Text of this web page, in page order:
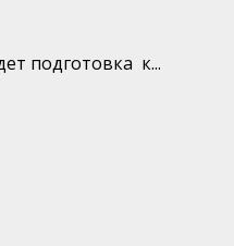
подготовка к...